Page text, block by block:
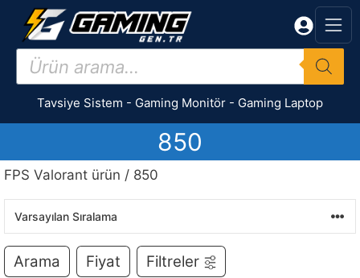
İçeriğe
Products
search
Tavsiye Sistem - Gaming Monitör - Gaming Laptop
850
FPS Valorant ürün / 850
Arama Fiyat Filtreler